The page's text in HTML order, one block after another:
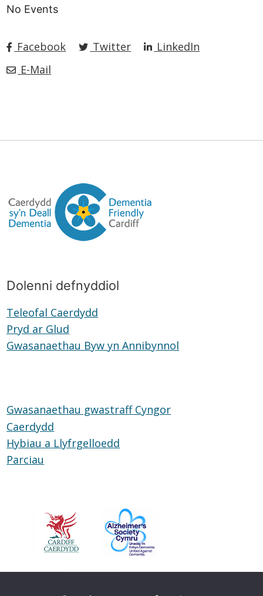
No Events
Facebook Twitter
LinkedIn
E-Mail
Dolenni defnyddiol
Teleofal Caerdydd
Pryd ar Glud
ar
Gwasanaethau Byw yn Annibynnol
Gwasanaethau gwastraff Cyngor
Caerdydd
Hybiau a Llyfrgelloedd
Parciau